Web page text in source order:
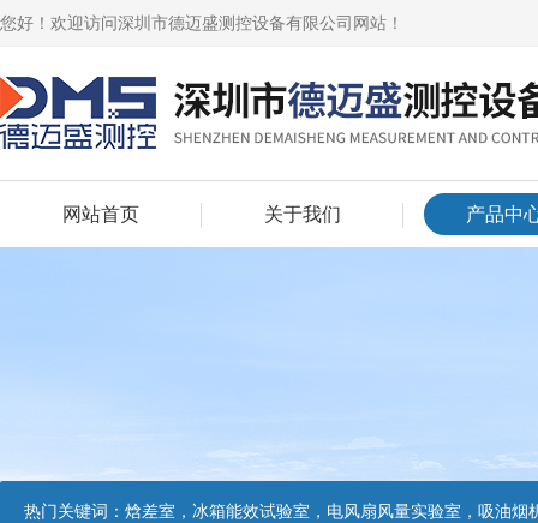
您好！欢迎访问深圳市德迈盛测控设备有限公司网站！
网站首页 关于我们 产品中
热门关键词： 焓差室，冰箱能效试验室，电风扇风量实验室，吸油烟机油脂分离度试验装置，吸油烟机空气性能试验装置，吸油烟机气味